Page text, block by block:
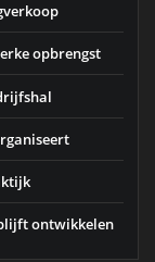
opbrengst
ontwikkelen